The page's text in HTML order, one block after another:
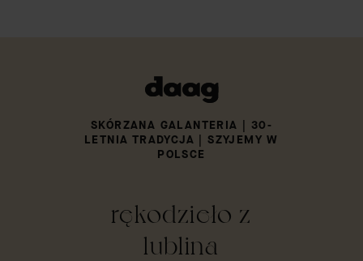
SKÓRZANA GALANTERIA | 30-
LETNIA TRADYCJA | SZYJEMY W
POLSCE
rękodzieło z
lublina